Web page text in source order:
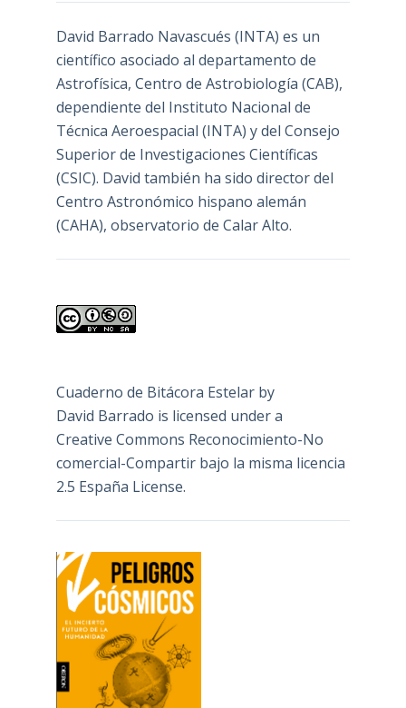
David Barrado Navascués (INTA) es un
científico asociado al departamento de
Astrofísica, Centro de Astrobiología (CAB),
dependiente del Instituto Nacional de
Técnica Aeroespacial (INTA) y del Consejo
Superior de Investigaciones Científicas
(CSIC). David también ha sido director del
Centro Astronómico hispano alemán
(CAHA), observatorio de Calar Alto.
Cuaderno de Bitácora Estelarby
David Barrado is licensed under a
Creative Commons Reconocimiento-No
comercial-Compartir bajo la misma licencia
2.5 España License.